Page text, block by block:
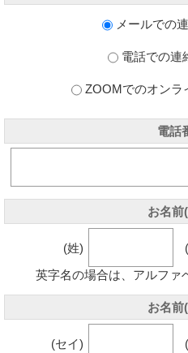
メールでの
電話での連
ZOOMでのオンラ
電話
お名前
(姓)
英字名の場合は、アルファ
お名前
(セイ)